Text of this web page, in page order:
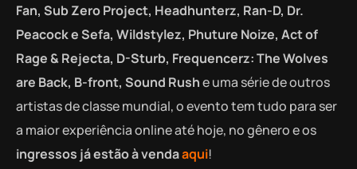
Fan, Sub Zero Project, Headhunterz, Ran-D, Dr.
Peacock e Sefa, Wildstylez, Phuture Noize, Act of
Rage & Rejecta, D-Sturb, Frequencerz: The Wolves
are Back, B-front, Sound Rushe uma série de outros
artistas de classe mundial, o evento tem tudo para ser
a maior experiência online até hoje, no gênero e os
ingressos já estão à vendaaqui!